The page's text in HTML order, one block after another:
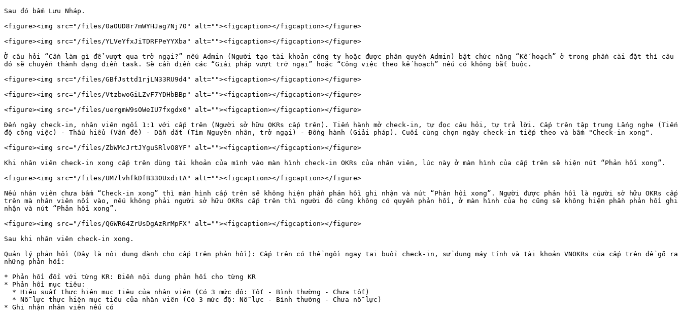
Sau đó bấm Lưu Nháp.
<figure><img src="/files/0aOUD8r7mWYHJag7Nj70" alt=""><figcaption></figcaption></figure>
<figure><img src="/files/YLVeYfxJiTDRFPeYYXba" alt=""><figcaption></figcaption></figure>
Ở câu hỏi “Cần làm gì để vượt qua trở ngại?” nếu Admin (Người tạo tài khoản công ty hoặc được phân quyền Admin) bật chức năng “Kế hoạch” ở trong phần cài đặt thì câu
đó sẽ chuyển thành dạng điền task. Sẽ cần điền các “Giải pháp vượt trở ngại” hoặc “Công việc theo kế hoạch” nếu có không bắt buộc.
<figure><img src="/files/GBfJsttd1rjLN33RU9d4" alt=""><figcaption></figcaption></figure>
<figure><img src="/files/VtzbwoGiLZvF7YDHbBBp" alt=""><figcaption></figcaption></figure>
<figure><img src="/files/uergmW9sOWeIU7fxgdx0" alt=""><figcaption></figcaption></figure>
Đến ngày check-in, nhân viên ngồi 1:1 với cấp trên (Người sở hữu OKRs cấp trên). Tiến hành mở check-in, tự đọc câu hỏi, tự trả lời. Cấp trên tập trung Lắng nghe (Tiến
độ công việc) - Thấu hiểu (Vấn đề) - Dẫn dắt (Tìm Nguyên nhân, trở ngại) - Đồng hành (Giải pháp). Cuối cùng chọn ngày check-in tiếp theo và bấm "Check-in xong".
<figure><img src="/files/ZbWMcJrtJYguSRlvO8YF" alt=""><figcaption></figcaption></figure>
Khi nhân viên check-in xong cấp trên dùng tài khoản của mình vào màn hình check-in OKRs của nhân viên, lúc này ở màn hình của cấp trên sẽ hiện nút “Phản hồi xong”.
<figure><img src="/files/UM7lvhfkDfB330UxditA" alt=""><figcaption></figcaption></figure>
Nếu nhân viên chưa bấm “Check-in xong” thì màn hình cấp trên sẽ không hiện phần phản hồi ghi nhận và nút “Phản hồi xong”. Người được phản hồi là người sở hữu OKRs cấp
trên mà nhân viên nối vào, nếu không phải người sở hữu OKRs cấp trên thì người đó cũng không có quyền phản hồi, ở màn hình của họ cũng sẽ không hiện phần phản hồi ghi
nhận và nút “Phản hồi xong”.
<figure><img src="/files/QGWR64ZrUsDgAzRrMpFX" alt=""><figcaption></figcaption></figure>
Sau khi nhân viên check-in xong.
Quản lý phản hồi (Đây là nội dung dành cho cấp trên phản hồi): Cấp trên có thể ngồi ngay tại buổi check-in, sử dụng máy tính và tài khoản VNOKRs của cấp trên để gõ ra
những phản hồi:
* Phản hồi đối với từng KR: Điền nội dung phản hồi cho từng KR
* Phản hồi mục tiêu:
* Ghi nhận nhân viên nếu có